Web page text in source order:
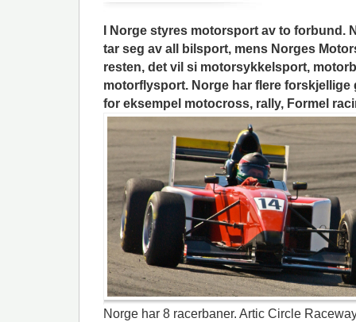
I Norge styres motorsport av to forbund.
tar seg av all bilsport, mens Norges
resten, det vil si motorsykkelsport,
motorflysport. Norge har flere
for eksempel motocross, rally, Formel
Norge har 8 racerbaner. Artic Circle